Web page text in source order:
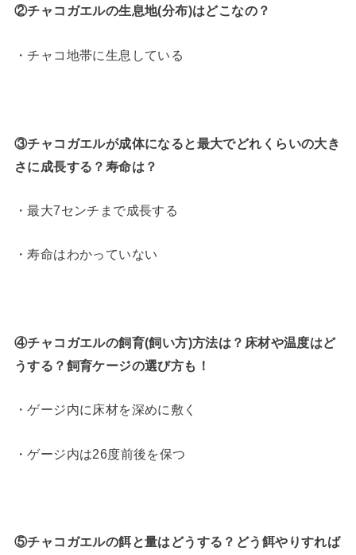
②チャコガエルの生息地(分布)はどこなの？
・チャコ地帯に生息している
③チャコガエルが成体になると最大でどれくらいの大き
さに成長する？寿命は？
・最大7センチまで成長する
・寿命はわかっていない
④チャコガエルの飼育(飼い方)方法は？床材や温度はど
うする？飼育ケージの選び方も！
・ゲージ内に床材を深めに敷く
・ゲージ内は26度前後を保つ
⑤チャコガエルの餌と量はどうする？どう餌やりすれば